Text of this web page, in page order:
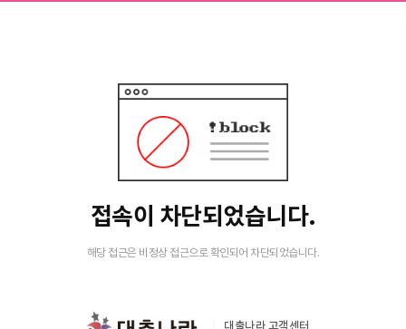
접속이 차단되었습니다.
해당 접근은 비정상 접근으로 확인되어 차단되었습니다.